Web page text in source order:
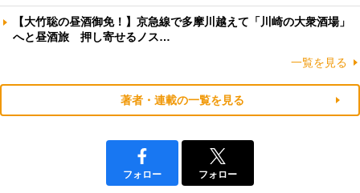
【大竹聡の昼酒御免！】京急線で多摩川越えて「川崎の大衆酒場」
へと昼酒旅 押し寄せるノス…
一覧を見る
著者・連載の一覧を見る
フォロー フォロー